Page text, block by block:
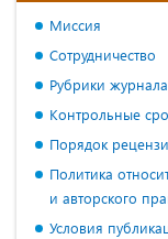
Миссия
Сотрудничество
Рубрики журнала
Контрольные
Порядок
Политика
и авторского
Условия